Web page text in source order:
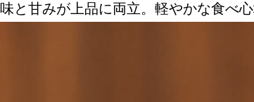
味と甘みが上品に両立。軽やかな食べ